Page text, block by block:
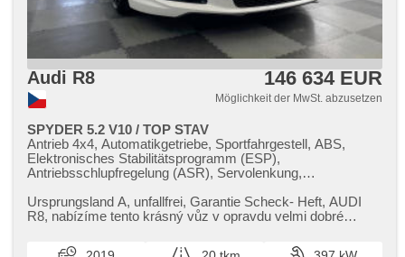
Audi R8 146 634 EUR
Möglichkeit der MwSt. abzusetzen
SPYDER 5.2 V10 / TOP STAV
Antrieb 4x4, Automatikgetriebe, Sportfahrgestell, ABS,
Elektronisches Stabilitätsprogramm (ESP),
Antriebsschlupfregelung (ASR), Servolenkung,
automatické přepínání dálkových světel, Alufelgen,
Bordcomputer, hlasové ovládání palubního počítače,
zadní, Parkassistent, bezklíčové startování,
Ursprungsland A,​ unfallfrei,​ Garantie Scheck​- Heft,​ AUDI
R8,​ nabízíme tento krásný vůz v opravdu velmi dobré